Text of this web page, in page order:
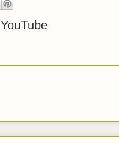
YouTube